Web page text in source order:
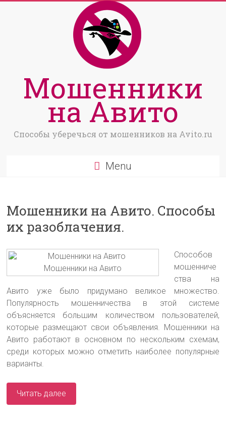
Мошенники
на Авито
Способы уберечься от мошенников на Avito.ru
Menu
Мошенники на Авито. Способы
их разоблачения.
Мошенники на Авито
Способов
мошенниче
ства на
Авито уже было придумано великое множество.
Популярность мошенничества в этой системе
объясняется большим количеством пользователей,
которые размещают свои объявления. Мошенники на
Авито работают в основном по нескольким схемам,
среди которых можно отметить наиболее популярные
варианты.
Читать далее